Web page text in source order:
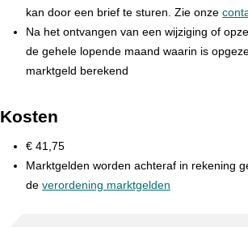
kan door een brief te sturen. Zie onze
Na het ontvangen van een wijziging of
de gehele lopende maand waarin is
marktgeld berekend
Kosten
€ 41,75
Marktgelden worden achteraf in rekening
de verordening marktgelden